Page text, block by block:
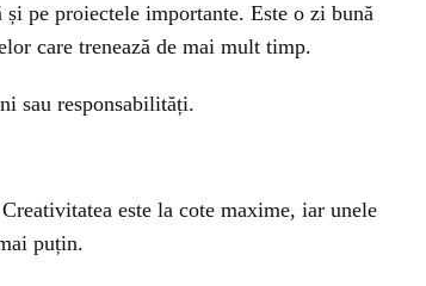
pe proiectele importante. Este o zi bună
care trenează de mai mult timp.
sau responsabilități.
este la cote maxime, iar unele
puțin.